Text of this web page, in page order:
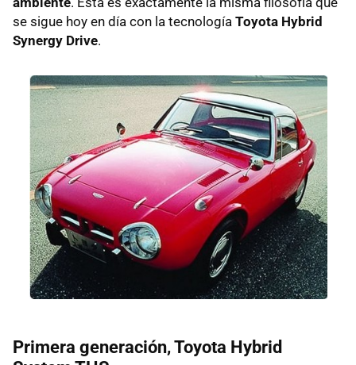
se sigue hoy en día con la tecnología Toyota Hybrid
Synergy Drive.
Primera generación, Toyota Hybrid